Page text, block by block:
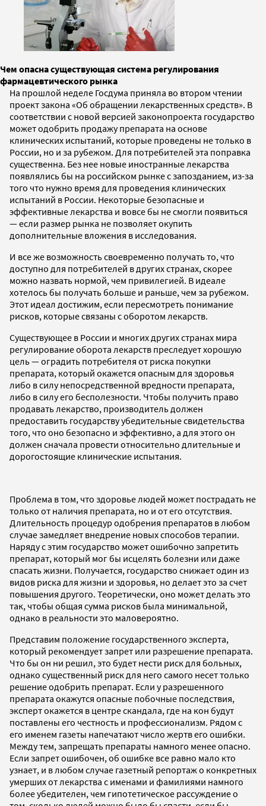
Чем опасна существующая система регулирования
фармацевтического рынка
На прошлой неделе Госдума приняла во втором чтении
проект закона «Об обращении лекарственных средств». В
соответствии с новой версией законопроекта государство
может одобрить продажу препарата на основе
клинических испытаний, которые проведены не только в
России, но и за рубежом. Для потребителей эта поправка
существенна. Без нее новые иностранные лекарства
появлялись бы на российском рынке с запозданием, из-за
того что нужно время для проведения клинических
испытаний в России. Некоторые безопасные и
эффективные лекарства и вовсе бы не смогли появиться
— если размер рынка не позволяет окупить
дополнительные вложения в исследования.
И все же возможность своевременно получать то, что
доступно для потребителей в других странах, скорее
можно назвать нормой, чем привилегией. В идеале
хотелось бы получать больше и раньше, чем за рубежом.
Этот идеал достижим, если пересмотреть понимание
рисков, которые связаны с оборотом лекарств.
Существующее в России и многих других странах мира
регулирование оборота лекарств преследует хорошую
цель — оградить потребителя от риска покупки
препарата, который окажется опасным для здоровья
либо в силу непосредственной вредности препарата,
либо в силу его бесполезности. Чтобы получить право
продавать лекарство, производитель должен
предоставить государству убедительные свидетельства
того, что оно безопасно и эффективно, а для этого он
должен сначала провести относительно длительные и
дорогостоящие клинические испытания.
Проблема в том, что здоровье людей может пострадать не
только от наличия препарата, но и от его отсутствия.
Длительность процедур одобрения препаратов в любом
случае замедляет внедрение новых способов терапии.
Наряду с этим государство может ошибочно запретить
препарат, который мог бы исцелять болезни или даже
спасать жизни. Получается, государство снижает один из
видов риска для жизни и здоровья, но делает это за счет
повышения другого. Теоретически, оно может делать это
так, чтобы общая сумма рисков была минимальной,
однако в реальности это маловероятно.
Представим положение государственного эксперта,
который рекомендует запрет или разрешение препарата.
Что бы он ни решил, это будет нести риск для больных,
однако существенный риск для него самого несет только
решение одобрить препарат. Если у разрешенного
препарата окажутся опасные побочные последствия,
эксперт окажется в центре скандала, где на кон будут
поставлены его честность и профессионализм. Рядом с
его именем газеты напечатают число жертв его ошибки.
Между тем, запрещать препараты намного менее опасно.
Если запрет ошибочен, об ошибке все равно мало кто
узнает, и в любом случае газетный репортаж о конкретных
умерших от лекарства с именами и фамилиями намного
более убедителен, чем гипотетическое рассуждение о